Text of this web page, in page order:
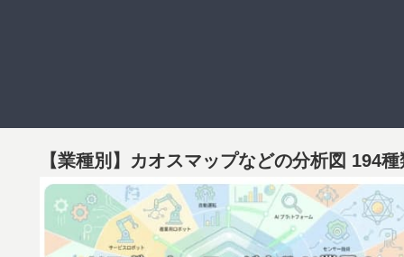
【業種別】カオスマップなどの分析図 194